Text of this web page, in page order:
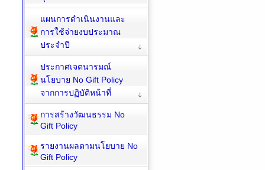
แผนการดำเนินงานและ
การใช้จ่ายงบประมาณ
ประจำปี
ประกาศเจตนารมณ์
นโยบาย No Gift Policy
จากการปฏิบัติหน้าที่
การสร้างวัฒนธรรม No
Gift Policy
รายงานผลตามนโยบาย No
Gift Policy